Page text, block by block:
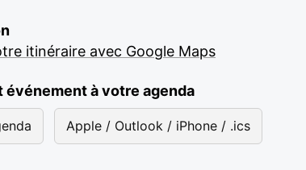
itinéraire avec Google Maps
événement à votre agenda
Apple / Outlook / iPhone / .ics